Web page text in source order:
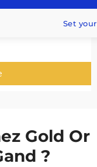
Gold Or
?
Set